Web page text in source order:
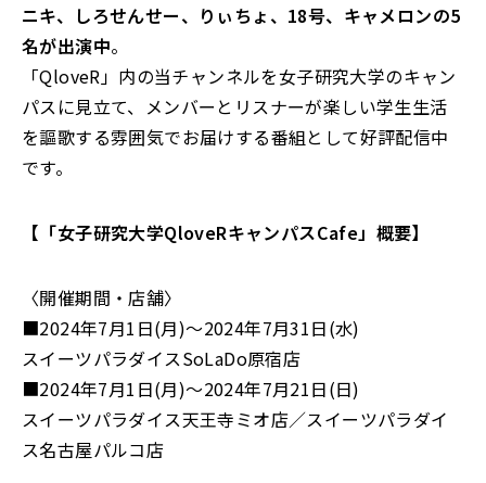
ニキ、しろせんせー、りぃちょ、18号、キャメロンの5
名が出演中。
「QloveR」内の当チャンネルを女子研究大学のキャン
パスに見立て、メンバーとリスナーが楽しい学生生活
を謳歌する雰囲気でお届けする番組として好評配信中
です。
【「女子研究大学QloveRキャンパスCafe」概要】
〈開催期間・店舗〉
■2024年7月1日(月)～2024年7月31日(水)
スイーツパラダイスSoLaDo原宿店
■2024年7月1日(月)～2024年7月21日(日)
スイーツパラダイス天王寺ミオ店／スイーツパラダイ
ス名古屋パルコ店